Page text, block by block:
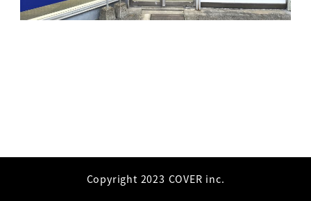
Copyright 2023 COVER inc.